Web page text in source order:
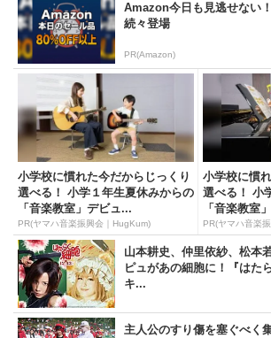
Amazon今日も見逃せない
続々登場
PR(Amazon)
小学校に慣れた今だからじっくり
選べる！ 小学１年生夏休みからの
「音楽教室」デビュ...
PR(ヤマハ音楽振興会｜HugKum)
小学校に慣
選べる！ 小
「音楽教室
PR(ヤマハ音楽
山本耕史、仲里依紗、松本
ピュがあの細胞に！『はた
キ...
主人公のすり傷を塞ぐべく